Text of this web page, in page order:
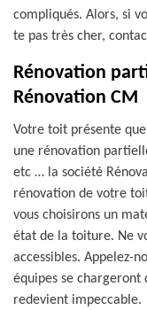
compliqués. Alors, si
te pas très cher,
Rénovation
Rénovation CM
Votre toit présente
une rénovation
etc … la société
rénovation de votre
vous choisirons un
état de la toiture. Ne
accessibles. Appelez-
équipes se
redevient impeccable.